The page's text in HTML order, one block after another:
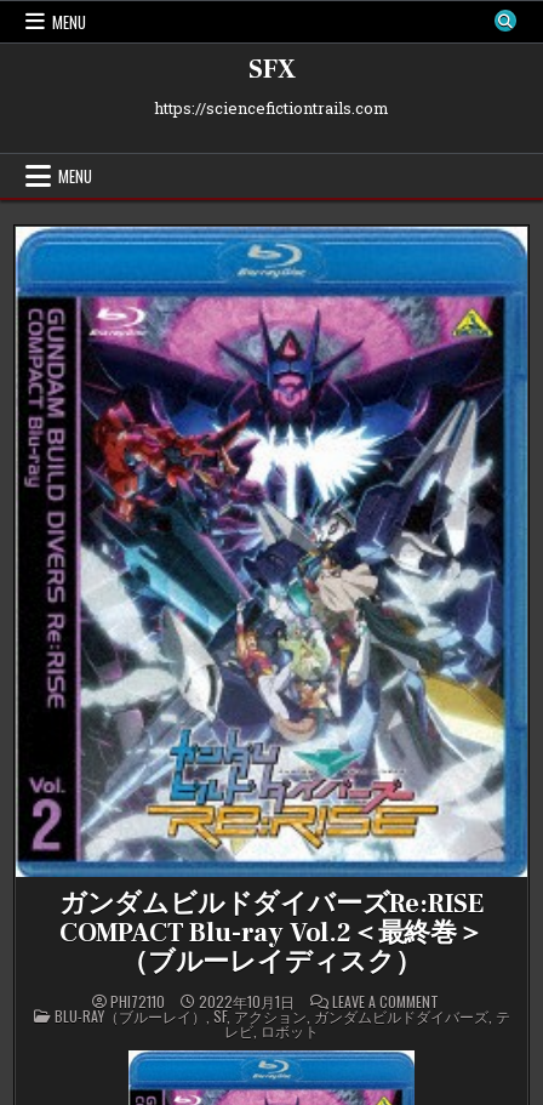
Skip
MENU
SFX
https://sciencefictiontrails.com
MENU
ガンダムビルドダイバーズRe:RISE
COMPACT Blu-ray Vol.2＜最終巻＞
（ブルーレイディスク）
PHI72110 2022年10月1日 LEAVE A COMMENT
ガ
ン
POSTED
IN
BLU-RAY（ブルーレイ）,SF,アクション ガンダムビルドダイバーズ, テ
レビ, ロボット